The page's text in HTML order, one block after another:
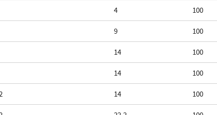
4 100
9 100
14 100
14 100
14 100